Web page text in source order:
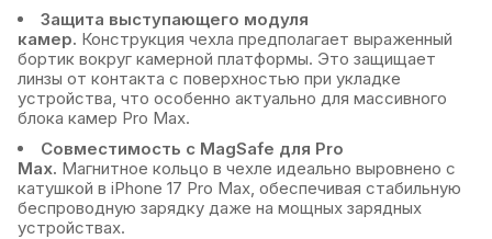
Защита выступающего модуля
камер. Конструкция чехла предполагает выраженный
бортик вокруг камерной платформы. Это защищает
линзы от контакта с поверхностью при укладке
устройства, что особенно актуально для массивного
блока камер Pro Max.
Совместимость с MagSafe для Pro
Max. Магнитное кольцо в чехле идеально выровнено с
катушкой в iPhone 17 Pro Max, обеспечивая стабильную
беспроводную зарядку даже на мощных зарядных
устройствах.